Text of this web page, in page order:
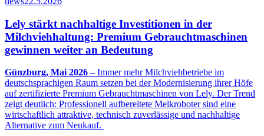
Lely stärkt nachhaltige Investitionen in der
Milchviehhaltung: Premium Gebrauchtmaschinen
gewinnen weiter an Bedeutung
Günzburg, Mai 2026 – Immer mehr Milchviehbetriebe im
deutschsprachigen Raum setzen bei der Modernisierung ihrer Höfe
auf zertifizierte Premium Gebrauchtmaschinen von Lely. Der Trend
zeigt deutlich: Professionell aufbereitete Melkroboter sind eine
wirtschaftlich attraktive, technisch zuverlässige und nachhaltige
Alternative zum Neukauf.